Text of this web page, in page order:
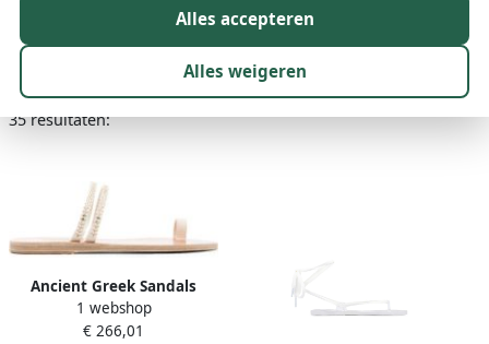
35 resultaten:
Ancient Greek Sandals
Witte koeienleren casual
sandalen White Dames
1 webshop
€ 266,01
Alles accepteren
Alles weigeren